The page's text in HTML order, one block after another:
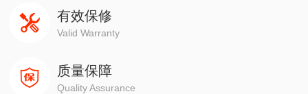
有效保修
Valid Warranty
质量保障
Quality Assurance